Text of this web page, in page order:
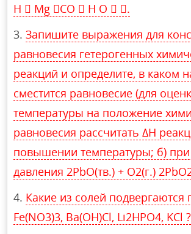
H  Mg CO  H O  .
Запишите выражения для
равновесия гетерогенных
реакций и определите, в каком
сместится равновесие (для
температуры на положение
равновесия рассчитать ΔН
повышении температуры; б)
давления 2PbO(тв.) + O2(г.)
Какие из солей подвергаются
Fe(NO3)3, Ba(OH)Cl, Li2HPO4, KCl ?